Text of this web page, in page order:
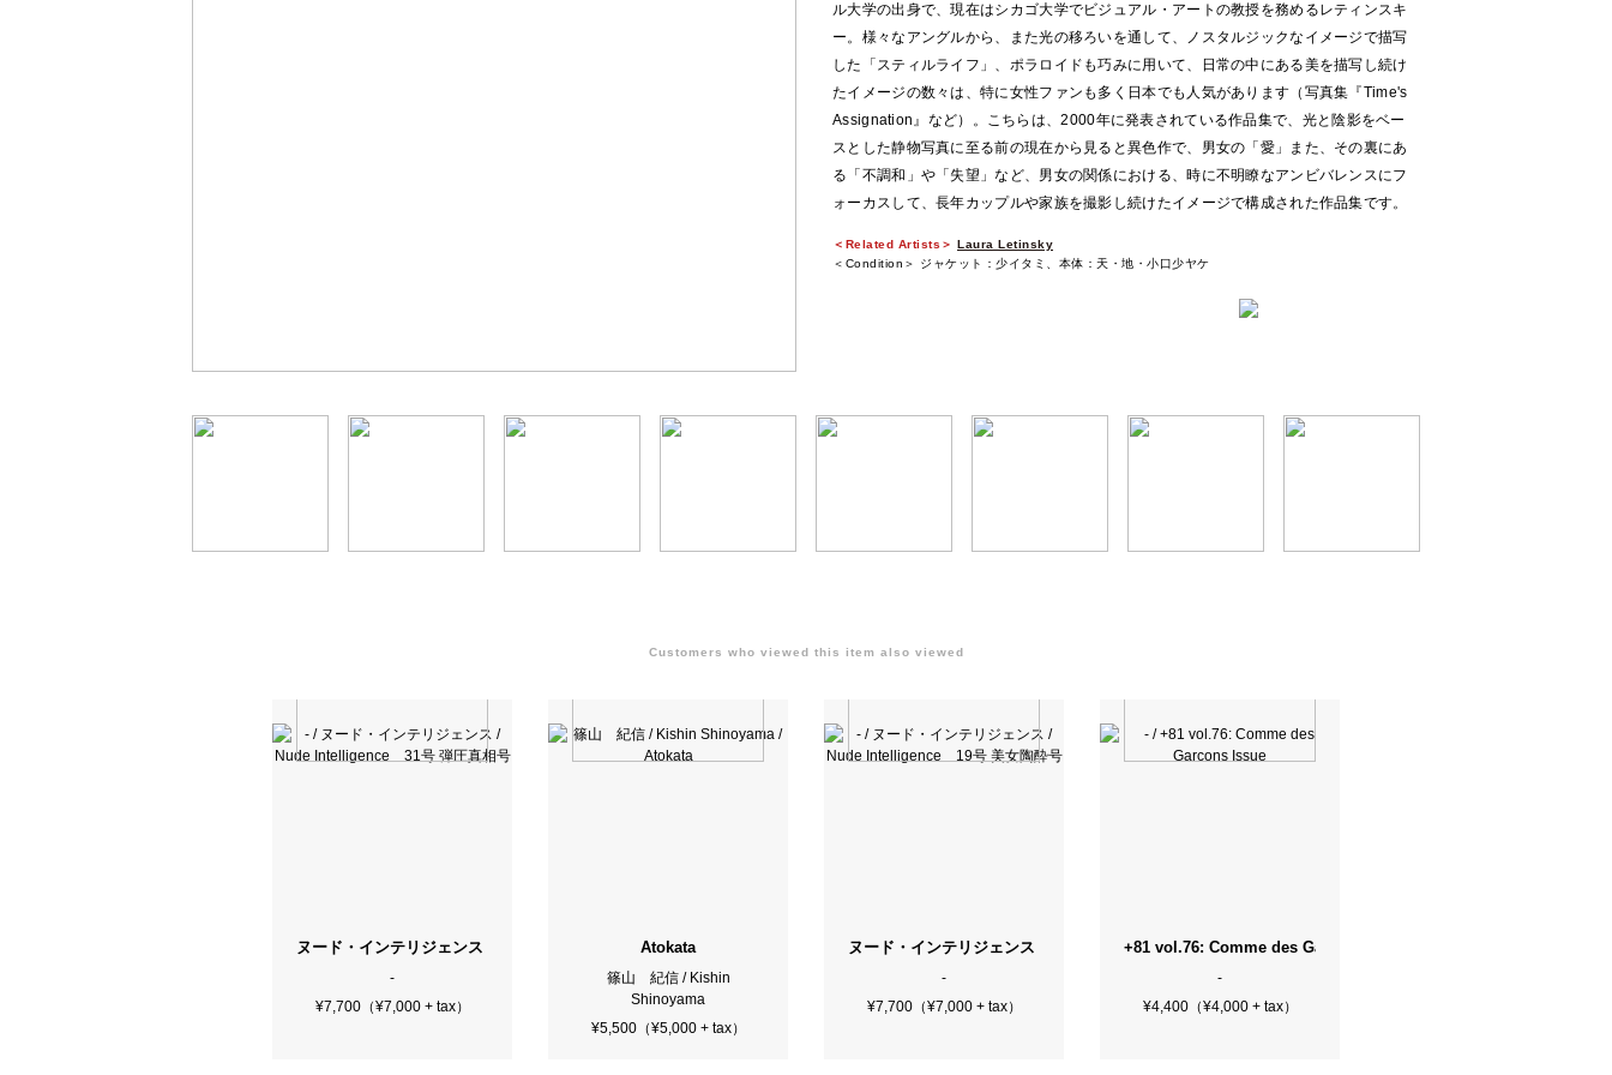
ル大学の出身で、現在はシカゴ大学でビジュアル・アートの教授を務めるレティンスキ
ー。様々なアングルから、また光の移ろいを通して、ノスタルジックなイメージで描写
した「スティルライフ」、ポラロイドも巧みに用いて、日常の中にある美を描写し続け
たイメージの数々は、特に女性ファンも多く日本でも人気があります（写真集『Time's
Assignation』など）。こちらは、2000年に発表されている作品集で、光と陰影をベー
スとした静物写真に至る前の現在から見ると異色作で、男女の「愛」また、その裏にあ
る「不調和」や「失望」など、男女の関係における、時に不明瞭なアンビバレンスにフ
ォーカスして、長年カップルや家族を撮影し続けたイメージで構成された作品集です。
＜Related Artists＞ Laura Letinsky
＜Condition＞ ジャケット：少イタミ、本体：天・地・小口少ヤケ
Customers who viewed this item also viewed
ヌード・インテリジェンス / Nude Intelligence 31号 弾圧真相号
-
¥7,700（¥7,000 + tax）
Atokata
篠山 紀信 / Kishin
Shinoyama
¥5,500（¥5,000 + tax）
ヌード・インテリジェンス / Nude Intelligence 19号 美女陶酔号
-
¥7,700（¥7,000 + tax）
+81 vol.76: Comme des Garcons Issue
-
¥4,400（¥4,000 + tax）